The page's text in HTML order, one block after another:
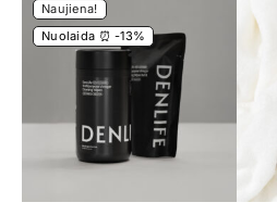
Naujiena!
Nuolaida ⏰ -13%